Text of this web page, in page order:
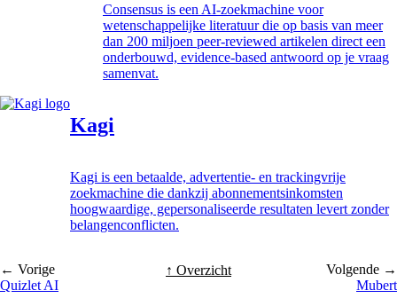
Consensus is een AI-zoekmachine voor
wetenschappelijke literatuur die op basis van meer
dan 200 miljoen peer-reviewed artikelen direct een
onderbouwd, evidence-based antwoord op je vraag
samenvat.
Kagi
Kagi is een betaalde, advertentie- en trackingvrije
zoekmachine die dankzij abonnementsinkomsten
hoogwaardige, gepersonaliseerde resultaten levert zonder
belangenconflicten.
← Vorige
Quizlet AI
↑ Overzicht
Volgende →
Mubert